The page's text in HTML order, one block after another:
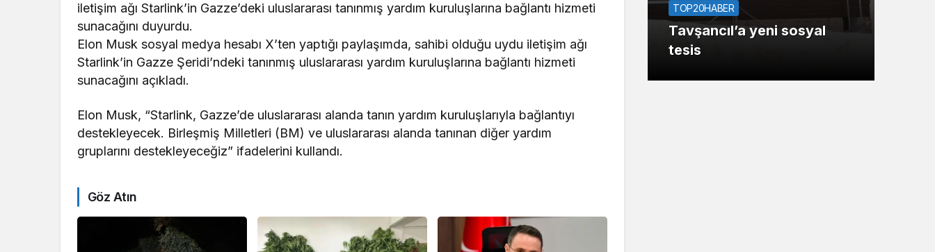
iletişim ağı Starlink’in Gazze’deki uluslararası tanınmış yardım kuruluşlarına bağlantı hizmeti
sunacağını duyurdu.
Elon Musk sosyal medya hesabı X’ten yaptığı paylaşımda, sahibi olduğu uydu iletişim ağı
Starlink’in Gazze Şeridi’ndeki tanınmış uluslararası yardım kuruluşlarına bağlantı hizmeti
sunacağını açıkladı.
Elon Musk, “Starlink, Gazze’de uluslararası alanda tanın yardım kuruluşlarıyla bağlantıyı
destekleyecek. Birleşmiş Milletleri (BM) ve uluslararası alanda tanınan diğer yardım
gruplarını destekleyeceğiz” ifadelerini kullandı.
Göz Atın
en iyi simitleri
kızdırdı
GENEL
Okullara 30 bin güvenlik
personeli alınacak
Kocaelispor’un eski
Gaziantep FK’da
TOP20HABER
Tavşancıl’a yeni sosyal
tesis